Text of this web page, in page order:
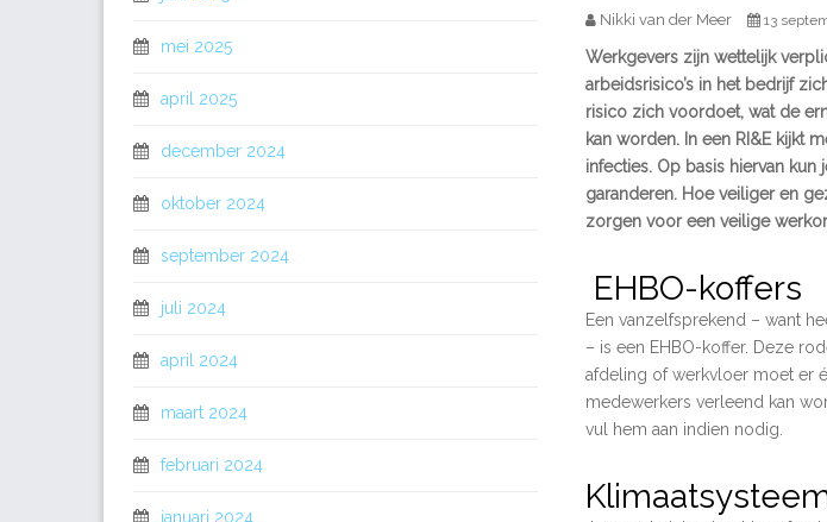
mei 2025
april 2025
december 2024
oktober 2024
september 2024
juli 2024
april 2024
maart 2024
februari 2024
januari 2024
Nikki van der Meer 13
Werkgevers zijn wettelijk
arbeidsrisico’s in het bedrijf
risico zich voordoet, wat de
kan worden. In een RI&E kijkt
infecties. Op basis hiervan
garanderen. Hoe veiliger en
zorgen voor een veilige
EHBO-koffers
Een vanzelfsprekend – want
– is een EHBO-koffer. Deze
afdeling of werkvloer moet er
medewerkers verleend kan
vul hem aan indien nodig.